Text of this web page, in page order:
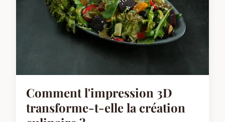
Comment l'impression 3D
transforme-t-elle la création